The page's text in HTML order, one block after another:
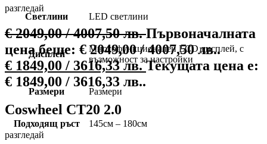
Светлини LED светлини
Дисплей
Многофункционален LCD дисплей, с
възможност за настройки
Размери Размери
Подходящ ръст 145см – 180см
разгледай
€2049,00/ 4007,50 лв.Първоначалната
цена беше: € 2049,00 / 4007,50 лв..
€ 1849,00 / 3616,33 лв.Текущата цена е:
€ 1849,00 / 3616,33 лв..
Coswheel СТ20 2.0
разгледай